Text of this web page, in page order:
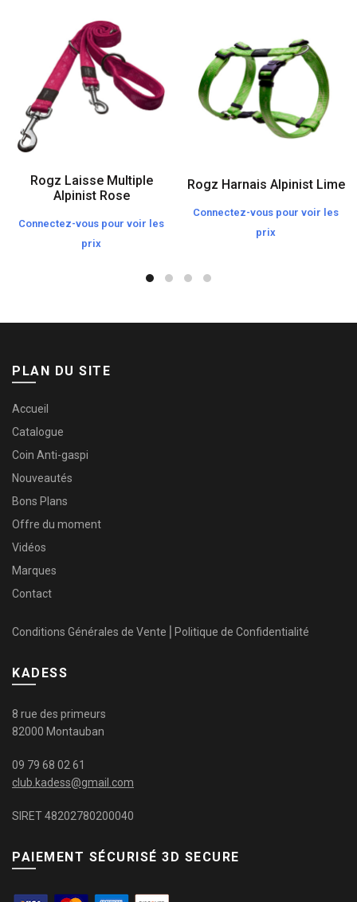
Rogz Laisse Multiple
Alpinist Rose
Connectez-vous pour voir les
prix
Rogz Harnais Alpinist Lime
Connectez-vous pour voir les
prix
PLAN DU SITE
Accueil
Catalogue
Coin Anti-gaspi
Nouveautés
Bons Plans
Offre du moment
Vidéos
Marques
Contact
Conditions Générales de Vente Politique de Confidentialité
KADESS
8 rue des primeurs
82000 Montauban
09 79 68 02 61
club.kadess@gmail.com
SIRET 48202780200040
PAIEMENT SÉCURISÉ 3D SECURE